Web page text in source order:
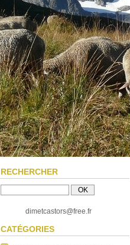
RECHERCHER
dimetcastors@free.fr
CATÉGORIES